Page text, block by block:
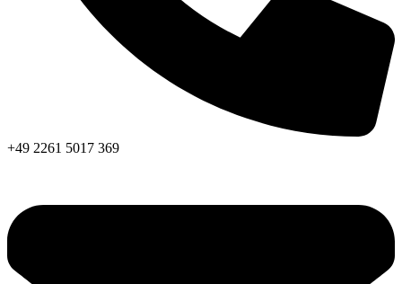
+49 2261 5017 369